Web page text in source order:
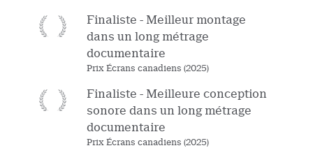
Finaliste - Meilleur montage
dans un long métrage
documentaire
Prix Écrans canadiens (2025)
Finaliste - Meilleure conception
sonore dans un long métrage
documentaire
Prix Écrans canadiens (2025)